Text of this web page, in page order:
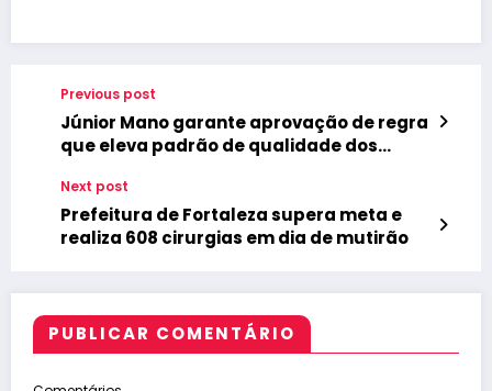
Previous post
Júnior Mano garante aprovação de regra
que eleva padrão de qualidade dos
Next post
Prefeitura de Fortaleza supera meta e
realiza 608 cirurgias em dia de mutirão
PUBLICAR COMENTÁRIO